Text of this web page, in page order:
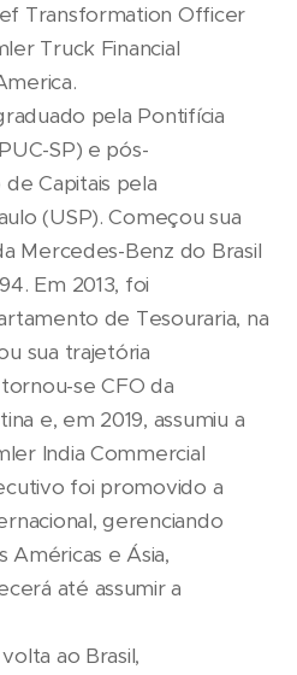
Transformation Officer
Truck Financial
pela Pontifícia
SP) e pós-
Capitais pela
(USP). Começou sua
Mercedes-Benz do Brasil
Em 2013, foi
de Tesouraria, na
sua trajetória
se CFO da
e, em 2019, assumiu a
India Commercial
foi promovido a
gerenciando
Américas e Ásia,
até assumir a
ao Brasil,